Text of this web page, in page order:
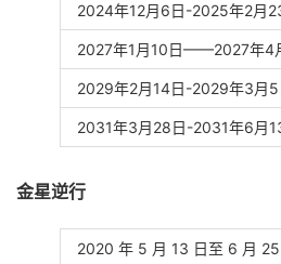
2024年12月6日-2025年2月
2027年1月10日——2027年4
2029年2月14日-2029年3月5
2031年3月28日-2031年6月
金星逆行
2020 年 5 月 13 日至 6 月